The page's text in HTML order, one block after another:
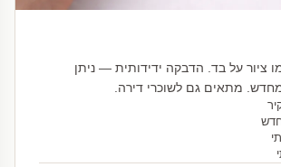
ציור על בד. הדבקה ידידותית — ניתן
מתאים גם לשוכרי דירה.